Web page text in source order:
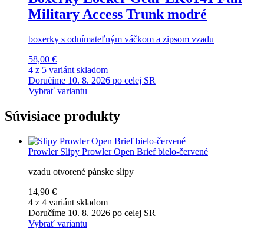
Military Access Trunk modré
boxerky s odnímateľným váčkom a zipsom vzadu
58,00 €
4 z 5 variánt skladom
Doručíme 10. 8. 2026 po celej SR
Vybrať variantu
Súvisiace produkty
Prowler Slipy Prowler Open Brief bielo-červené
vzadu otvorené pánske slipy
14,90 €
4 z 4 variánt skladom
Doručíme 10. 8. 2026 po celej SR
Vybrať variantu